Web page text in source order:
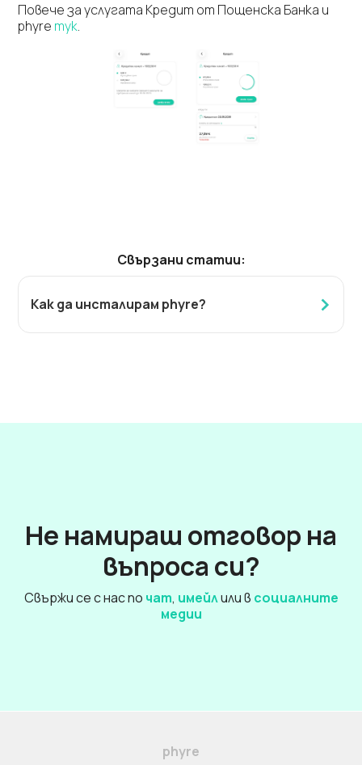
Повече за услугата Кредит от Пощенска Банка и
phyre тук.
Свързани статии:
Как да инсталирам phyre?
Не намираш отговор на
въпроса си?
Свържи се с нас по чат, имейлили в социалните
медии
phyre